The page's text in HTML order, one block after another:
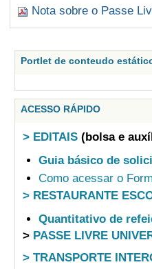
Nota sobre o Passe
Portlet de conteudo
ACESSO RÁPIDO
> EDITAIS (bolsa e
Guia básico de
Como acessar o
> RESTAURANTE
Quantitativo de
> PASSE LIVRE
> TRANSPORTE